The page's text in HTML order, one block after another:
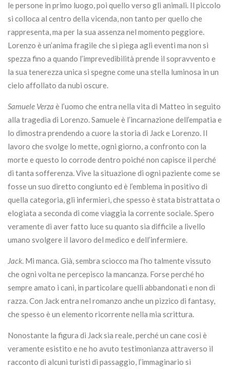
le persone in primo luogo, poi quello verso gli animali. Il piccolo
si colloca al centro della vicenda, non tanto per quello che
rappresenta, ma per la sua assenza nel momento peggiore.
Lorenzo è un’anima fragile che si piega agli eventi ma non si
spezza fino a quando l’imprevedibilità prende il sopravvento e
la sua tenerezza unica si spegne come una stella luminosa in un
cielo affollato da nubi oscure.
Samuele Verza è l’uomo che entra nella vita di Matteo in seguito
alla tragedia di Lorenzo. Samuele è l’incarnazione dell’empatia e
lo dimostra prendendo a cuore la storia di Jack e Lorenzo. Il
lavoro che svolge lo mette, ogni giorno, a confronto con la
morte e questo lo corrode dentro poiché non capisce il perché
di tanta sofferenza. Vive la situazione di ogni paziente come se
fosse un suo diretto congiunto ed è l’emblema in positivo di
quella categoria, gli infermieri, che spesso è stata bistrattata o
elogiata a seconda di come viaggia la corrente sociale. Spero
veramente di aver fatto luce su quanto sia difficile a livello
umano svolgere il lavoro del medico e dell’infermiere.
Jack. Mi manca. Già, sembra sciocco ma l’ho talmente vissuto
che ogni volta ne percepisco la mancanza. Forse perché ho
sempre amato i cani, in particolare quelli abbandonati e non di
razza. Con Jack entra nel romanzo anche un pizzico di fantasy,
che spesso è un elemento ricorrente nella mia scrittura.
Nonostante la figura di Jack sia reale, perché un cane così è
veramente esistito e ne ho avuto testimonianza attraverso il
racconto di alcuni turisti di passaggio, l’immaginario si